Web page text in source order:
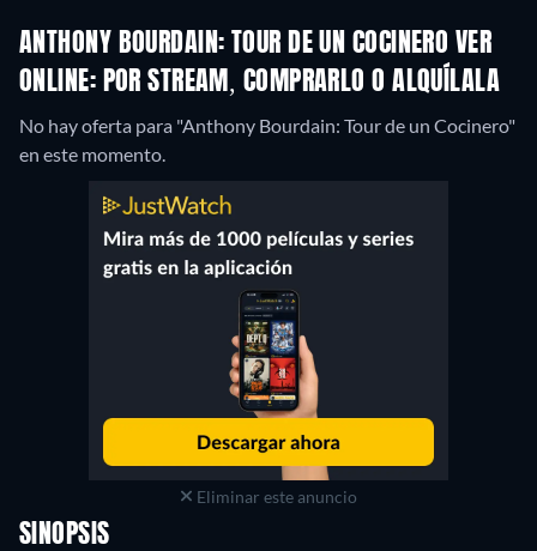
ANTHONY BOURDAIN: TOUR DE UN COCINERO VER
ONLINE: POR STREAM, COMPRARLO O ALQUÍLALA
No hay oferta para "Anthony Bourdain: Tour de un Cocinero"
en este momento.
Eliminar este anuncio
SINOPSIS